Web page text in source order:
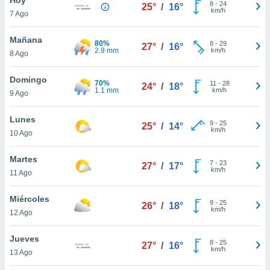
y
en
más
de
7 Ago
25° / 16° 8- 24
km/h
Mañana
8 Ago
80%
2.9 mm
27° / 16° 8- 29
km/h
Domingo
9 Ago
70%
1.1 mm
24° / 18° 11 - 28
km/h
Lunes
10 Ago
25° / 14° 9- 25
km/h
Martes
11 Ago
27° / 17° 7- 23
km/h
Miércoles
12 Ago
26° / 18° 9- 25
km/h
Jueves
13 Ago
27° / 16° 8- 25
km/h